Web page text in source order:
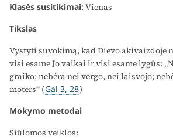
Klasės susitikimai:Vienas
Tikslas
Vystyti suvokimą, kad Dievo akivaizdoje
visi esame Jo vaikai ir visi esame lygūs:
graiko; nebėra nei vergo, nei laisvojo;
moters“ (Gal 3, 28)
Mokymo metodai
Siūlomos veiklos: